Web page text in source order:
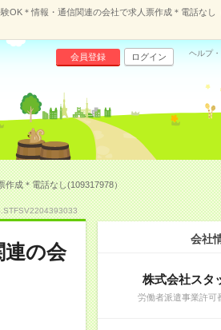
OK＊情報・通信関連の会社で求人票作成＊電話なし
会員登録 ログイン ヘルプ
作成＊電話なし(109317978）
連の会
会社
株式会社スタ
労働者派遣事業許可